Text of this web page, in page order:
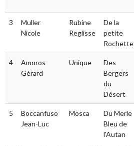
3
Muller
Nicole
Rubine
Reglisse
De la
petite
Rochette
4
Amoros
Gérard
Unique
Des
Bergers
du
Désert
5
Boccanfuso
Jean-Luc
Mosca
Du Merle
Bleu de
l'Autan